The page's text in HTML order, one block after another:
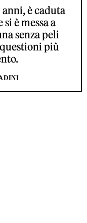
è caduta
è messa a
senza peli
più